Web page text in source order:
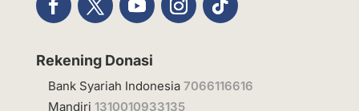
Rekening Donasi
Bank Syariah Indonesia 7066116616
Mandiri 1310010933135